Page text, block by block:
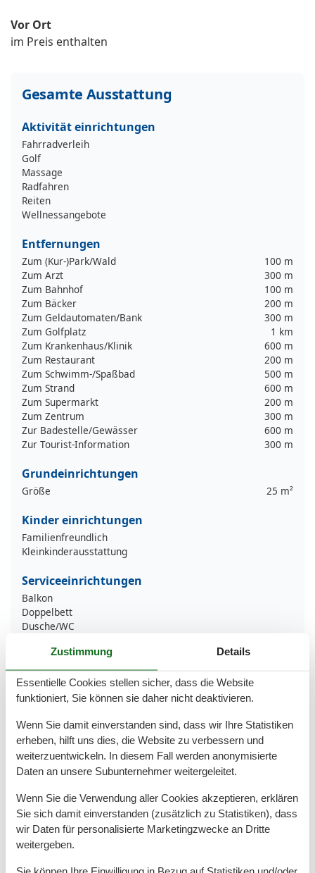
Vor Ort
im Preis enthalten
Gesamte Ausstattung
Aktivität einrichtungen
Fahrradverleih
Golf
Massage
Radfahren
Reiten
Wellnessangebote
Entfernungen
Zum (Kur-)Park/Wald
100 m
Zum Arzt
300 m
Zum Bahnhof
100 m
Zum Bäcker
200 m
Zum Geldautomaten/Bank
300 m
Zum Golfplatz
1 km
Zum Krankenhaus/Klinik
600 m
Zum Restaurant
200 m
Zum Schwimm-/Spaßbad
500 m
Zum Strand
600 m
Zum Supermarkt
200 m
Zum Zentrum
300 m
Zur Badestelle/Gewässer
600 m
Zur Tourist-Information
300 m
Grundeinrichtungen
Größe 25 m²
Kinder einrichtungen
Familienfreundlich
Kleinkinderausstattung
Serviceeinrichtungen
Balkon
Doppelbett
Dusche/WC
Handtücher
Internet - WLAN
Küche (offen)
Kühlschrank
Nichtraucher
Schlafsofa
Spülmaschine
Strandkorb (persönlich)
TV
Waschmaschine
Wäschetrockner
Umliegende einrichtungen
Fahrradunterstellmöglichkeit
Zustimmung Details
Essentielle Cookies stellen sicher, dass die Website
funktioniert, Sie können sie daher nicht deaktivieren.
Wenn Sie damit einverstanden sind, dass wir Ihre Statistiken
erheben, hilft uns dies, die Website zu verbessern und
weiterzuentwickeln. In diesem Fall werden anonymisierte
Daten an unsere Subunternehmer weitergeleitet.
Wenn Sie die Verwendung aller Cookies akzeptieren, erklären
Sie sich damit einverstanden (zusätzlich zu Statistiken), dass
wir Daten für personalisierte Marketingzwecke an Dritte
weitergeben.